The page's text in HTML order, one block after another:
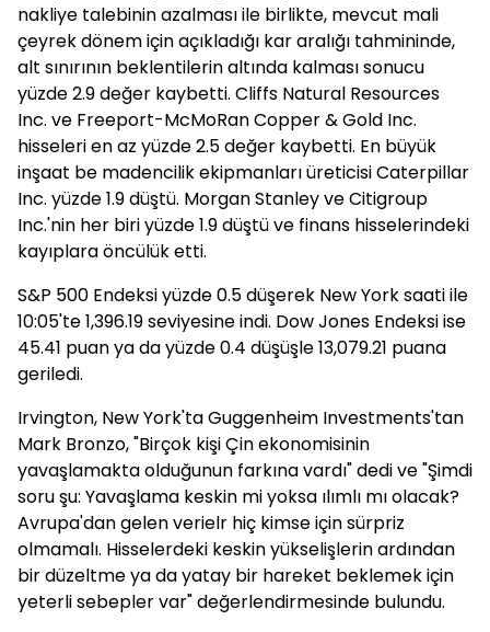
nakliye talebinin azalması ile birlikte, mevcut mali
çeyrek dönem için açıkladığı kar aralığı tahmininde,
alt sınırının beklentilerin altında kalması sonucu
yüzde 2.9 değer kaybetti. Cliffs Natural Resources
Inc. ve Freeport-McMoRan Copper & Gold Inc.
hisseleri en az yüzde 2.5 değer kaybetti. En büyük
inşaat be madencilik ekipmanları üreticisi Caterpillar
Inc. yüzde 1.9 düştü. Morgan Stanley ve Citigroup
Inc.'nin her biri yüzde 1.9 düştü ve finans hisselerindeki
kayıplara öncülük etti.
S&P 500 Endeksi yüzde 0.5 düşerek New York saati ile
10:05'te 1,396.19 seviyesine indi. Dow Jones Endeksi ise
45.41 puan ya da yüzde 0.4 düşüşle 13,079.21 puana
geriledi.
Irvington, New York'ta Guggenheim Investments'tan
Mark Bronzo, "Birçok kişi Çin ekonomisinin
yavaşlamakta olduğunun farkına vardı" dedi ve "Şimdi
soru şu: Yavaşlama keskin mi yoksa ılımlı mı olacak?
Avrupa'dan gelen verielr hiç kimse için sürpriz
olmamalı. Hisselerdeki keskin yükselişlerin ardından
bir düzeltme ya da yatay bir hareket beklemek için
yeterli sebepler var" değerlendirmesinde bulundu.